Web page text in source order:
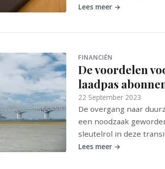
Lees meer →
FINANCIËN
De voordelen
laadpas
22 September 2023
De overgang naar
een noodzaak
sleutelrol in deze
Lees meer →